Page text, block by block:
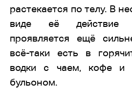
растекается по телу. В
виде её действие
проявляется ещё
всё-таки есть в
водки с чаем, кофе и
бульоном.